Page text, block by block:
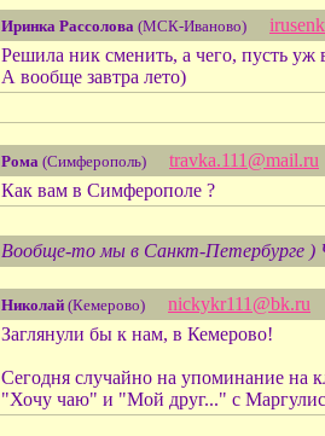
Иринка Рассолова (МСК-Иваново)
Решила ник сменить, а чего, пусть уж
А вообще завтра лето)
Рома (Симферополь)
travka.111@mail.ru
Как вам в Симферополе ?
Вообще-то мы в Санкт-Петербурге
Николай (Кемерово)
nickykr111@bk.ru
Заглянули бы к нам, в Кемерово!
Сегодня случайно на упоминание на
"Хочу чаю" и "Мой друг..." с